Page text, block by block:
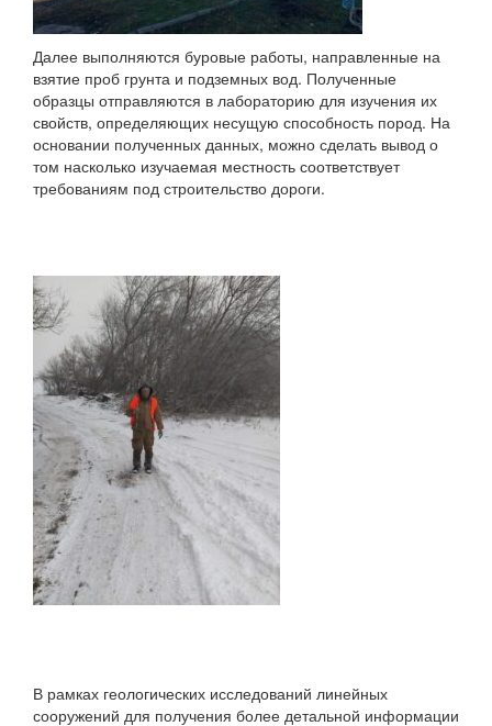
Далее выполняются буровые работы, направленные на
взятие проб грунта и подземных вод. Полученные
образцы отправляются в лабораторию для изучения их
свойств, определяющих несущую способность пород. На
основании полученных данных, можно сделать вывод о
том насколько изучаемая местность соответствует
требованиям под строительство дороги.
В рамках геологических исследований линейных
сооружений для получения более детальной информации